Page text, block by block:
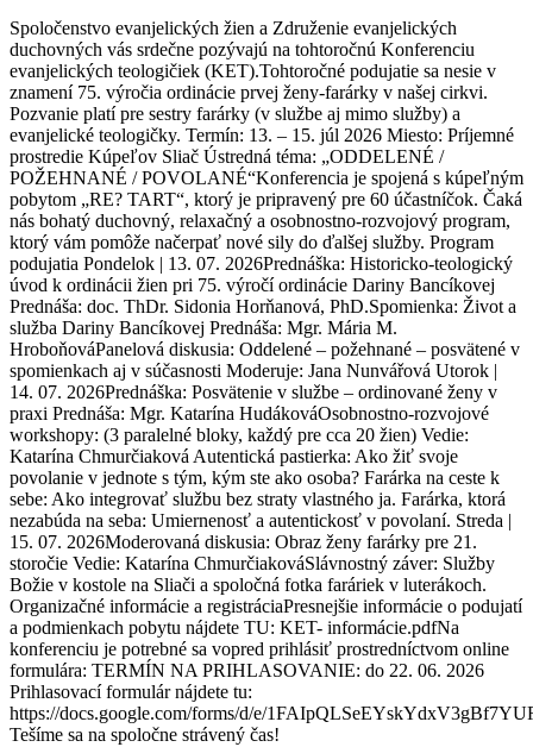
Spoločenstvo evanjelických žien a Združenie evanjelických
duchovných vás srdečne pozývajú na tohtoročnú Konferenciu
evanjelických teologičiek (KET).Tohtoročné podujatie sa nesie v
znamení 75. výročia ordinácie prvej ženy-farárky v našej cirkvi.
Pozvanie platí pre sestry farárky (v službe aj mimo služby) a
evanjelické teologičky. Termín: 13. – 15. júl 2026 Miesto: Príjemné
prostredie Kúpeľov Sliač Ústredná téma: „ODDELENÉ /
POŽEHNANÉ / POVOLANÉ“Konferencia je spojená s kúpeľným
pobytom „RE? TART“, ktorý je pripravený pre 60 účastníčok. Čaká
nás bohatý duchovný, relaxačný a osobnostno-rozvojový program,
ktorý vám pomôže načerpať nové sily do ďalšej služby. Program
podujatia Pondelok | 13. 07. 2026Prednáška: Historicko-teologický
úvod k ordinácii žien pri 75. výročí ordinácie Dariny Bancíkovej
Prednáša: doc. ThDr. Sidonia Horňanová, PhD.Spomienka: Život a
služba Dariny Bancíkovej Prednáša: Mgr. Mária M.
HroboňováPanelová diskusia: Oddelené – požehnané – posvätené v
spomienkach aj v súčasnosti Moderuje: Jana Nunvářová Utorok |
14. 07. 2026Prednáška: Posvätenie v službe – ordinované ženy v
praxi Prednáša: Mgr. Katarína HudákováOsobnostno-rozvojové
workshopy: (3 paralelné bloky, každý pre cca 20 žien) Vedie:
Katarína Chmurčiaková Autentická pastierka: Ako žiť svoje
povolanie v jednote s tým, kým ste ako osoba? Farárka na ceste k
sebe: Ako integrovať službu bez straty vlastného ja. Farárka, ktorá
nezabúda na seba: Umiernenosť a autentickosť v povolaní. Streda |
15. 07. 2026Moderovaná diskusia: Obraz ženy farárky pre 21.
storočie Vedie: Katarína ChmurčiakováSlávnostný záver: Služby
Božie v kostole na Sliači a spoločná fotka faráriek v luterákoch.
Organizačné informácie a registráciaPresnejšie informácie o podujatí
a podmienkach pobytu nájdete TU: KET- informácie.pdfNa
konferenciu je potrebné sa vopred prihlásiť prostredníctvom online
formulára: TERMÍN NA PRIHLASOVANIE: do 22. 06. 2026
Prihlasovací formulár nájdete tu:
https://docs.google.com/forms/d/e/
Tešíme sa na spoločne strávený čas!